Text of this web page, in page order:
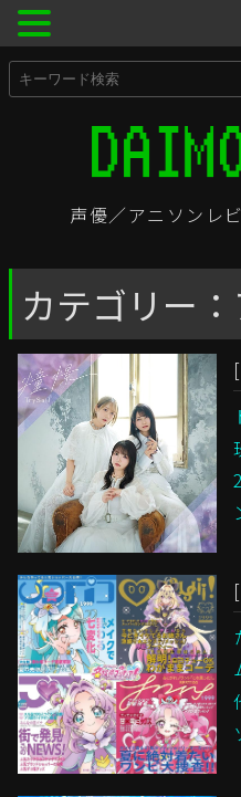
声優／アニソンレ
カテゴリー